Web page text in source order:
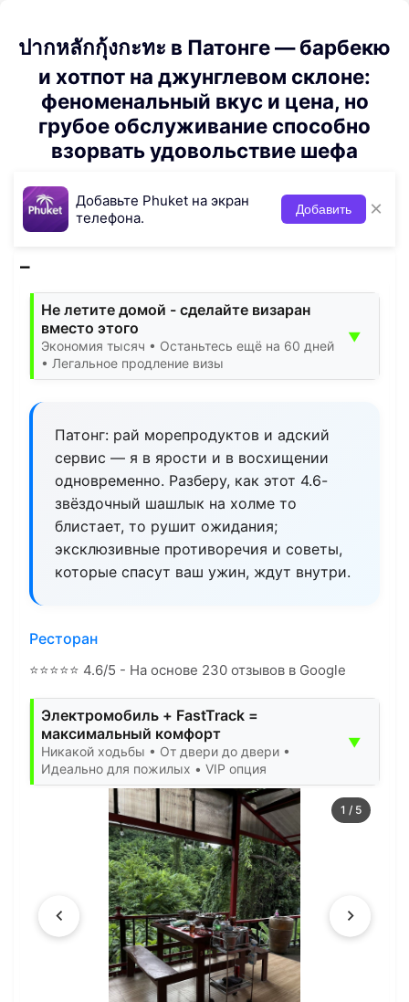
ปากหลักกุ้งกะทะ в Патонге — барбекю
и хотпот на джунглевом склоне:
феноменальный вкус и цена, но
грубое обслуживание способно
взорвать удовольствие шефа
Добавьте Phuket на экран
телефона.
Добавить ×
Не летите домой - сделайте визаран
вместо этого
Экономия тысяч • Останьтесь ещё на 60 дней
• Легальное продление визы
▼
Патонг: рай морепродуктов и адский
сервис — я в ярости и в восхищении
одновременно. Разберу, как этот 4.6-
звёздочный шашлык на холме то
блистает, то рушит ожидания;
эксклюзивные противоречия и советы,
которые спасут ваш ужин, ждут внутри.
Ресторан
⭐⭐⭐⭐⭐ 4.6/5 - На основе 230 отзывов в Google
Электромобиль + FastTrack =
максимальный комфорт
Никакой ходьбы • От двери до двери •
Идеально для пожилых • VIP опция
▼
1 / 5